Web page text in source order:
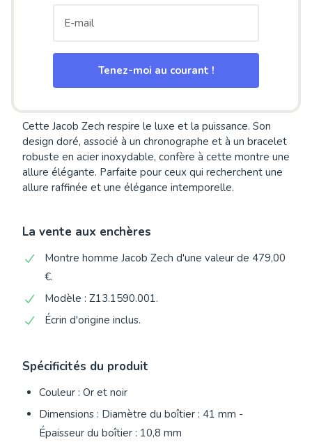
Tenez-moi au courant !
Cette Jacob Zech respire le luxe et la puissance. Son
design doré, associé à un chronographe et à un bracelet
robuste en acier inoxydable, confère à cette montre une
allure élégante. Parfaite pour ceux qui recherchent une
allure raffinée et une élégance intemporelle.
La vente aux enchères
Montre homme Jacob Zech d'une valeur de 479,00
€.
Modèle : Z13.1590.001.
Écrin d'origine inclus.
Spécificités du produit
Couleur : Or et noir
Dimensions : Diamètre du boîtier : 41 mm -
Épaisseur du boîtier : 10,8 mm